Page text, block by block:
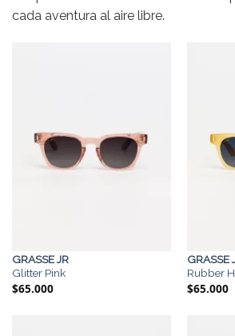
cada aventura al aire libre.
GRASSE JR
Glitter Pink
$65.000
GRASSE
Rubber
$65.000